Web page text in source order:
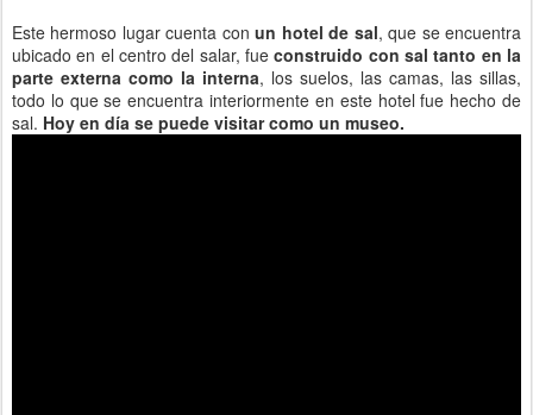
Este hermoso lugar cuenta conun hotel de sal, que se encuentra
ubicado en el centro del salar, fueconstruido con sal tanto en la
parte externa como la interna, los suelos, las camas, las sillas,
todo lo que se encuentra interiormente en este hotel fue hecho de
sal. Hoy en día se puede visitar como un museo.